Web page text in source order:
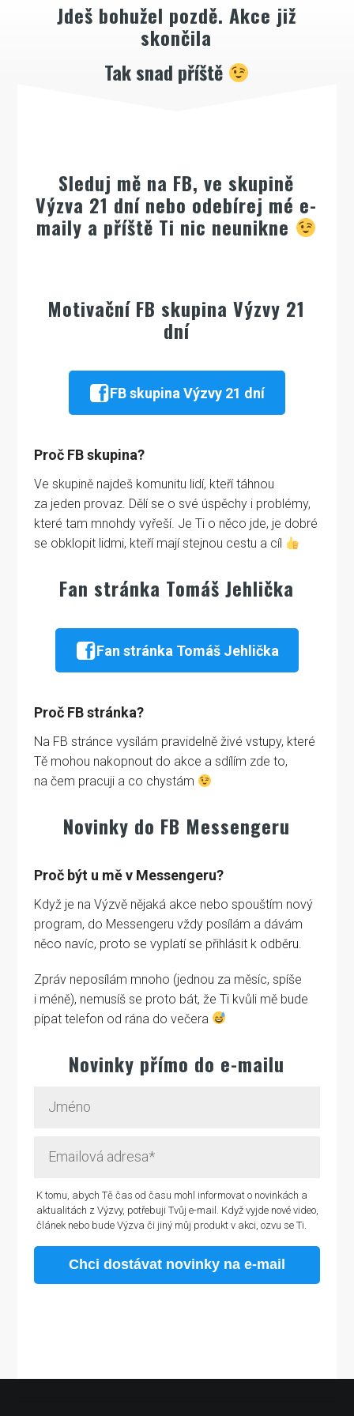
Jdeš bohužel pozdě. Akce již
skončila
Tak snad příště
Sleduj mě na FB, ve skupině
Výzva 21 dní nebo odebírej mé e-
maily a příště Ti nic neunikne
Motivační FB skupina Výzvy 21
dní
FB skupina Výzvy 21 dní
Proč FB skupina?
Ve skupině najdeš komunitu lidí, kteří táhnou
za jeden provaz. Dělí se o své úspěchy i problémy,
které tam mnohdy vyřeší. Je Ti o něco jde, je dobré
se obklopit lidmi, kteří mají stejnou cestu a cíl
Fan stránka Tomáš Jehlička
Fan stránka Tomáš Jehlička
Proč FB stránka?
Na FB stránce vysílám pravidelně živé vstupy, které
Tě mohou nakopnout do akce a sdílím zde to,
na čem pracuji a co chystám
Novinky do FB Messengeru
Proč být u mě v Messengeru?
Když je na Výzvě nějaká akce nebo spouštím nový
program, do Messengeru vždy posílám a dávám
něco navíc, proto se vyplatí se přihlásit k odběru.
Zpráv neposílám mnoho (jednou za měsíc, spíše
i méně), nemusíš se proto bát, že Ti kvůli mě bude
pípat telefon od rána do večera
Novinky přímo do e-mailu
K tomu, abych Tě čas od času mohl informovat o novinkách a
aktualitách z Výzvy, potřebuji Tvůj e-mail. Když vyjde nové video,
článek nebo bude Výzva či jiný můj produkt v akci, ozvu se Ti.
Chci dostávat novinky na e-mail